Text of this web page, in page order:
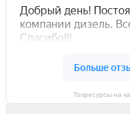
Топресурсы на